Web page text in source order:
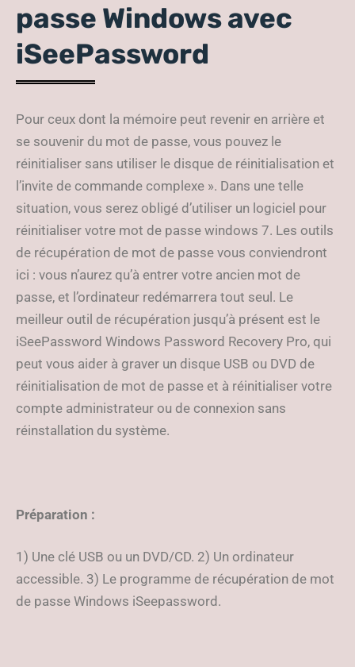
passe Windows avec
iSeePassword
Pour ceux dont la mémoire peut revenir en arrière et
se souvenir du mot de passe, vous pouvez le
réinitialiser sans utiliser le disque de réinitialisation et
l’invite de commande complexe ». Dans une telle
situation, vous serez obligé d’utiliser un logiciel pour
réinitialiser votre mot de passe windows 7. Les outils
de récupération de mot de passe vous conviendront
ici : vous n’aurez qu’à entrer votre ancien mot de
passe, et l’ordinateur redémarrera tout seul. Le
meilleur outil de récupération jusqu’à présent est le
iSeePassword Windows Password Recovery Pro, qui
peut vous aider à graver un disque USB ou DVD de
réinitialisation de mot de passe et à réinitialiser votre
compte administrateur ou de connexion sans
réinstallation du système.
Préparation :
1) Une clé USB ou un DVD/CD. 2) Un ordinateur
accessible. 3) Le programme de récupération de mot
de passe Windows iSeepassword.